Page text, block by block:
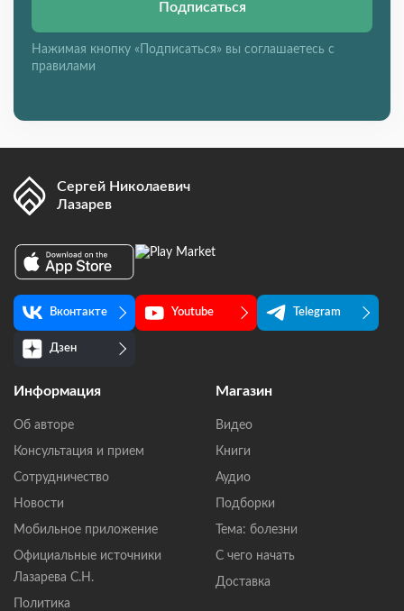
Подписаться
Нажимая кнопку «Подписаться» вы соглашаетесь с
правилами
Сергей Николаевич
Лазарев
Вконтакте Youtube Telegram
Дзен
Информация
Об авторе
Консультация и прием
Сотрудничество
Новости
Мобильное приложение
Официальные источники
Лазарева С.Н.
Политика
Магазин
Видео
Книги
Аудио
Подборки
Тема: болезни
С чего начать
Доставка